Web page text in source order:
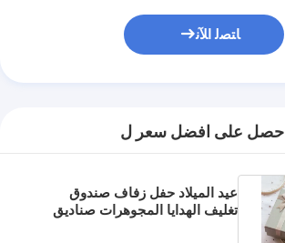
ﺎﺘﺼﻟ ﺍﻶﻧ
احصل على افضل سعر ل
عيد الميلاد حفل زفاف صندوق
تغليف الهدايا المجوهرات صناديق